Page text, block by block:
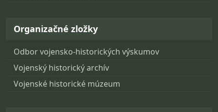
Organizačné zložky
Odbor vojensko-historických výskumov
Vojenský historický archív
Vojenské historické múzeum